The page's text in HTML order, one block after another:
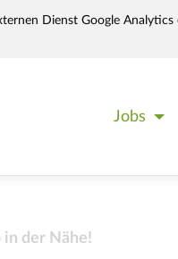
Dienst Google
Jobs
in der Nähe!